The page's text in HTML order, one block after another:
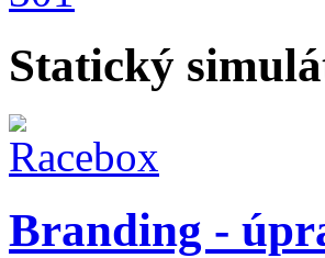
Statický
Branding -